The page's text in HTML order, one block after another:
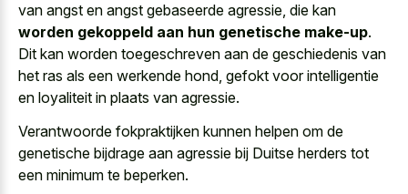
van angst en angst gebaseerde agressie, die kan
worden gekoppeld aan hun genetische make-up.
Dit kan worden toegeschreven aan de geschiedenis van
het ras als een werkende hond, gefokt voor intelligentie
en loyaliteit in plaats van agressie.
Verantwoorde fokpraktijken kunnen helpen om de
genetische bijdrage aan agressie bij Duitse herders tot
een minimum te beperken.